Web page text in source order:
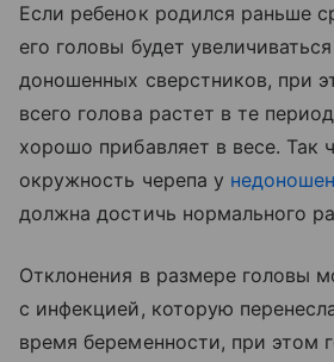
Если ребенок родился раньше
его головы будет
доношенных сверстников, при
всего голова растет в те
хорошо прибавляет в весе. Так
окружность черепа у
должна достичь нормального
Отклонения в размере головы
с инфекцией, которую
время беременности, при этом